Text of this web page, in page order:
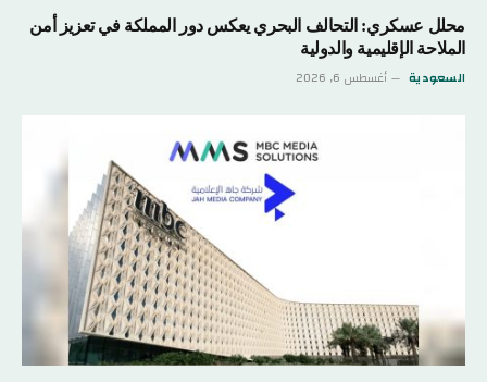
محلل عسكري: التحالف البحري يعكس دور المملكة في تعزيز أمن
الملاحة الإقليمية والدولية
السعودية أغسطس 6, 2026